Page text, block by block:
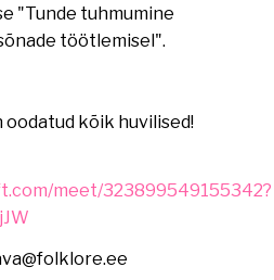
"Tunde tuhmumine
töötlemisel".
kõik huvilised!
meet/323899549155342?